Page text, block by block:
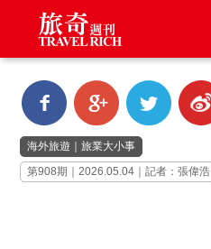
海外旅遊 ｜旅業大小事
第908期｜2026.05.04｜記者：張偉浩